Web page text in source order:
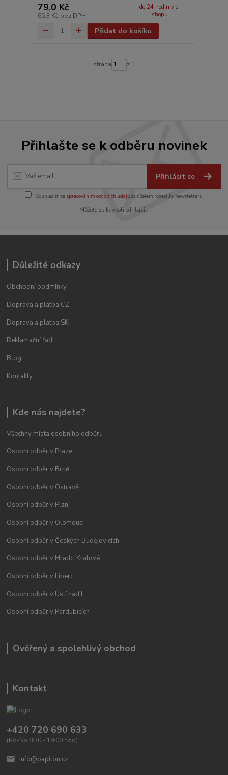
79,0 Kč
65,3 Kč bez DPH
do 24 hodin v e-
shopu
Přidat do košíku
strana z 1
Přihlašte se k odběru novinek
Přihlásit se
Souhlasím se zpracováním osobních údajůza účelem rozesílky newsletteru.
Můžete se kdykoli odhlásit.
Důležité odkazy
Obchodní podmínky
Doprava a platba CZ
Doprava a platba SK
Reklamační řád
Blog
Kontakty
Kde nás najdete?
Všechny místa osobního odběru
Osobní odběr v Praze
Osobní odběr v Brně
Osobní odběr v Ostravě
Osobní odběr v Plzni
Osobní odběr v Olomouci
Osobní odběr v Českých Budějovicích
Osobní odběr v Hradci Králové
Osobní odběr v Liberci
Osobní odběr v Ústí nad L.
Osobní odběr v Pardubicích
Ověřený a spolehlivý obchod
Kontakt
+420 720 690 633
(Po-So 8:30 - 19:00 hod)
info@papiton.cz